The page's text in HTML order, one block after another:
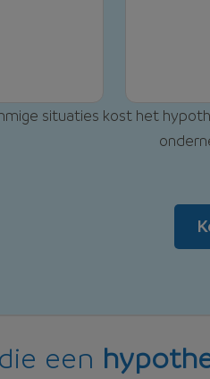
situaties kost het
een